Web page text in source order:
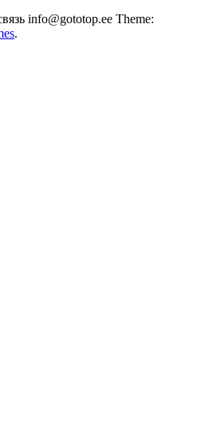
info@gototop.ee Theme:
.